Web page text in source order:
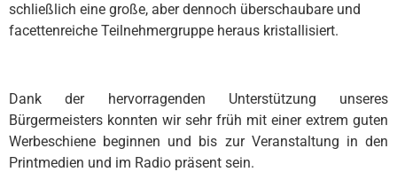
schließlich eine große, aber dennoch überschaubare und
facettenreiche Teilnehmergruppe heraus kristallisiert.
Dank der hervorragenden Unterstützung unseres
Bürgermeisters konnten wir sehr früh mit einer extrem guten
Werbeschiene beginnen und bis zur Veranstaltung in den
Printmedien und im Radio präsent sein.